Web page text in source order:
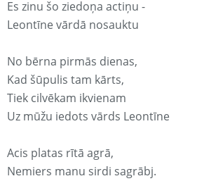
Es zinu šo ziedoņa actiņu -
Leontīne vārdā nosauktu
No bērna pirmās dienas,
Kad šūpulis tam kārts,
Tiek cilvēkam ikvienam
Uz mūžu iedots vārds Leontīne
Acis platas rītā agrā,
Nemiers manu sirdi sagrābj.